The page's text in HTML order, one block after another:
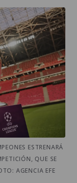
ESTRENARÁ
QUE SE
AGENCIA EFE